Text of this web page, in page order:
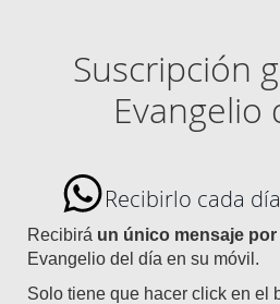
Suscripción
Evangelio
Recibirlo cada
Recibirá un único mensaje por
Evangelio del día en su móvil.
Solo tiene que hacer click en el